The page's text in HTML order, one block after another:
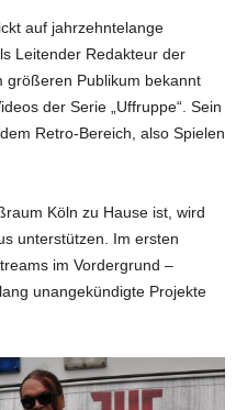
auf jahrzehntelange
Leitender Redakteur der
größeren Publikum bekannt
der Serie „Uffruppe“. Sein
Retro-Bereich, also Spielen
Köln zu Hause ist, wird
unterstützen. Im ersten
im Vordergrund –
unangekündigte Projekte